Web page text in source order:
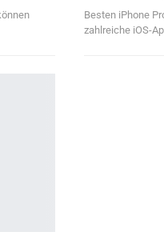
Besten iPhone
zahlreiche iOS-